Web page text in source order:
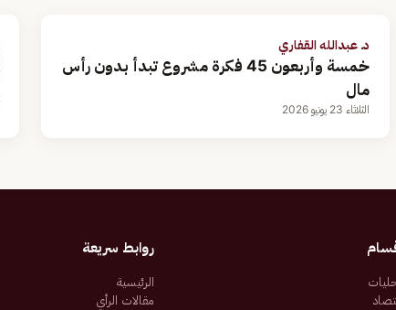
د. عبدالله القفاري
خمسة وأربعون 45 فكرة مشروع تبدأ بدون رأس
مال
الثلاثاء 23 يونيو 2026
روابط سريعة
الرئيسية
مقالات الرأي